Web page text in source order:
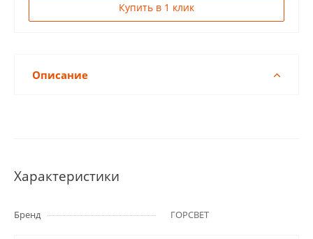
Купить в 1 клик
Описание
Характеристики
Бренд ГОРСВЕТ